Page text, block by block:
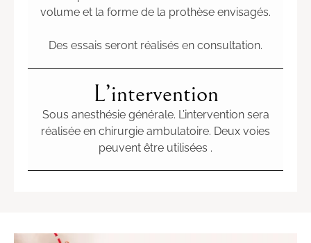
volume et la forme de la prothèse envisagés.
Des essais seront réalisés en consultation.
L’intervention
Sous anesthésie générale. L’intervention sera
réalisée en chirurgie ambulatoire. Deux voies
peuvent être utilisées .